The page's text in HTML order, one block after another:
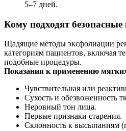
5–7 дней.
Кому подходят
Щадящие методы эксфолиации
категориям пациентов, включая
подобные процедуры.
Показания к применению
Чувствительная или
Сухость и обезвоженность
Неровный тон лица.
Первые признаки старения.
Склонность к высыпаниям